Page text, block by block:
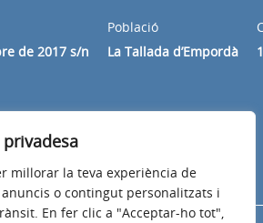
millorar la teva experiència de
o contingut personalitzats i
En fer clic a "Acceptar-ho tot",
de 2017 s/n
Població
La Tallada d’Empordà
8:30 a 14:00h